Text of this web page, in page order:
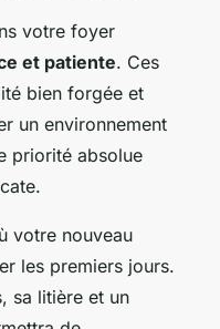
votre foyer
et patiente. Ces
bien forgée et
un environnement
priorité absolue
votre nouveau
les premiers jours.
sa litière et un